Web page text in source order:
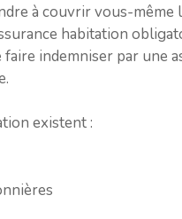
à couvrir vous-même
habitation
indemniser par une
existent :